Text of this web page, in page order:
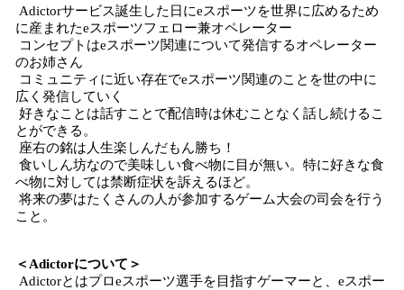
Adictorサービス誕生した日にeスポーツを世界に広めるため
に産まれたeスポーツフェロー兼オペレーター
コンセプトはeスポーツ関連について発信するオペレーター
のお姉さん
コミュニティに近い存在でeスポーツ関連のことを世の中に
広く発信していく
好きなことは話すことで配信時は休むことなく話し続けるこ
とができる。
座右の銘は人生楽しんだもん勝ち！
食いしん坊なので美味しい食べ物に目が無い。特に好きな食
べ物に対しては禁断症状を訴えるほど。
将来の夢はたくさんの人が参加するゲーム大会の司会を行う
こと。
＜Adictorについて＞
Adictorとはプロeスポーツ選手を目指すゲーマーと、eスポー